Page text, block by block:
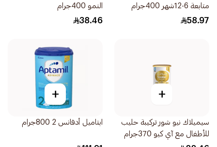
متابعة 6-12شهر 400جرام
58.97
النمو 400جرام
38.46
+
سيميلاك نيو شور تركيبة حليب
للأطفال مع آي كيو 370جرام
+
ابتاميل أدفانس 2 800جرام